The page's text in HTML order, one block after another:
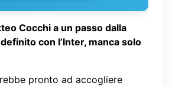
Cocchi a un passo dalla
con l’Inter, manca solo
pronto ad accogliere